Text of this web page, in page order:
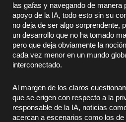
las gafas y navegando de manera
apoyo de la IA, todo esto sin su
no deja de ser algo sorprendente,
un desarrollo que no ha tomado
pero que deja obviamente la
cada vez menor en un mundo
interconectado.
Al margen de los claros
que se erigen con respecto a la
responsable de la IA, noticias
acercan a escenarios como los